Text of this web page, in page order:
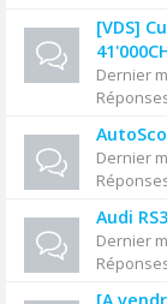
[VDS]
Dernier
Dernier
Audi
Dernier